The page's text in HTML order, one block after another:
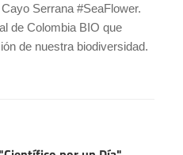
Serrana #SeaFlower.
de Colombia BIO que
de nuestra biodiversidad.